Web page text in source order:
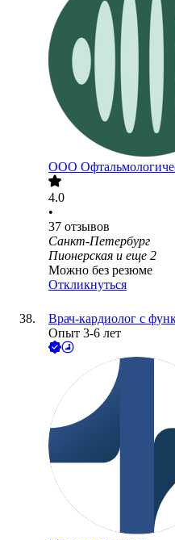
ООО
4.0
•
37 отзывов
Санкт-Петербург
Пионерская и еще 2
Можно без резюме
Откликнуться
Врач-кардиолог с
Опыт 3-6 лет